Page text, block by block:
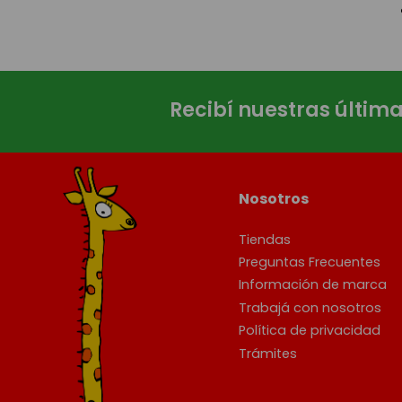
Recibí nuestras
Nosotros
Tiendas
Preguntas Frecuentes
Información de marca
Trabajá con nosotros
Política de privacidad
Trámites